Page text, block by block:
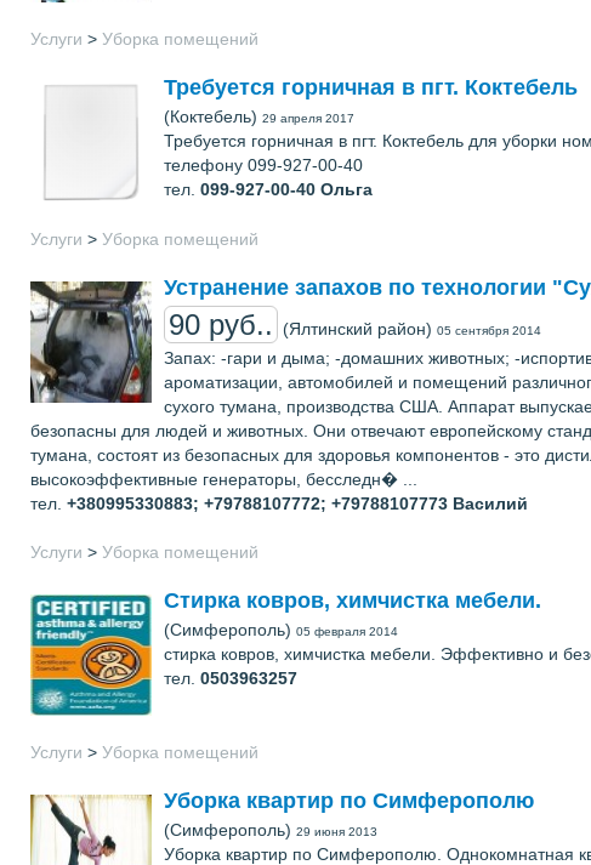
Услуги > Уборка помещений
Требуется горничная в пгт. Коктебель
(Коктебель) 29 апреля 2017
Требуется горничная в пгт. Коктебель для уборки
телефону 099-927-00-40
тел. 099-927-00-40 Ольга
Услуги > Уборка помещений
Устранение запахов по технологии
90 руб.. (Ялтинский район) 05 сентября 2014
Запах: -гари и дыма; -домашних животных; -
ароматизации, автомобилей и помещений
сухого тумана, производства США. Аппарат
безопасны для людей и животных. Они отвечают европейскому
тумана, состоят из безопасных для здоровья компонентов - это
высокоэффективные генераторы, бесследн� ...
тел. +380995330883; +79788107772; +79788107773 Василий
Услуги > Уборка помещений
Стирка ковров, химчистка мебели.
(Симферополь) 05 февраля 2014
стирка ковров, химчистка мебели. Эффективно и
тел. 0503963257
Услуги > Уборка помещений
Уборка квартир по Симферополю
(Симферополь) 29 июня 2013
Уборка квартир по Симферополю. Однокомнатная